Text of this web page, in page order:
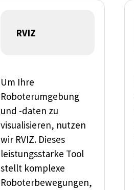
RVIZ
Um Ihre
Roboterumgebung
und -daten zu
visualisieren, nutzen
wir RVIZ. Dieses
leistungsstarke Tool
stellt komplexe
Roboterbewegungen,